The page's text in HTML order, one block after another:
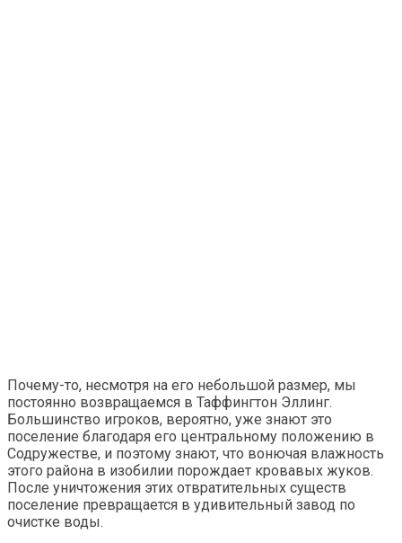
Почему-то, несмотря на его небольшой размер, мы
постоянно возвращаемся в Таффингтон Эллинг.
Большинство игроков, вероятно, уже знают это
поселение благодаря его центральному положению в
Содружестве, и поэтому знают, что вонючая влажность
этого района в изобилии порождает кровавых жуков.
После уничтожения этих отвратительных существ
поселение превращается в удивительный завод по
очистке воды.